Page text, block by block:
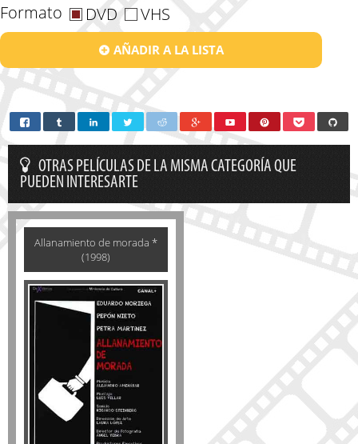
Formato DVD VHS
AÑADIR A LA LISTA
OTRAS PELÍCULAS DE LA MISMA CATEGORÍA QUE
PUEDEN INTERESARTE
Allanamiento de morada *
(1998)